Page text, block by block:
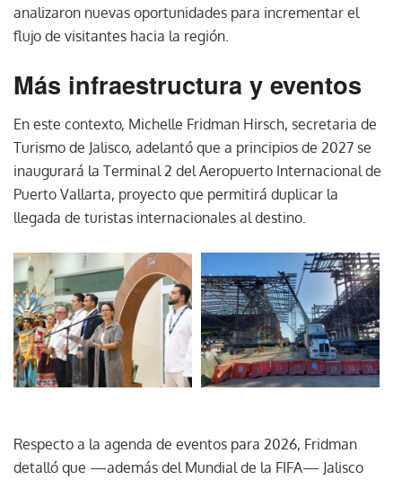
analizaron nuevas oportunidades para incrementar el
flujo de visitantes hacia la región.
Más infraestructura y eventos
En este contexto, Michelle Fridman Hirsch, secretaria de
Turismo de Jalisco, adelantó que a principios de 2027 se
inaugurará la Terminal 2 del Aeropuerto Internacional de
Puerto Vallarta, proyecto que permitirá duplicar la
llegada de turistas internacionales al destino.
Respecto a la agenda de eventos para 2026, Fridman
detalló que —además del Mundial de la FIFA— Jalisco